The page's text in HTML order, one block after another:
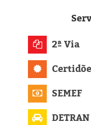
2ª Via
SEMEF
DETRAN